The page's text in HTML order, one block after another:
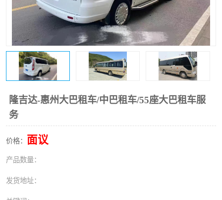
隆吉达-惠州大巴租车/中巴租车/55座大巴租车服
务
价格： 面议
产品数量：
发货地址：